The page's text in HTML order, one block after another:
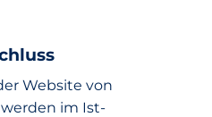
Website von
werden im Ist-